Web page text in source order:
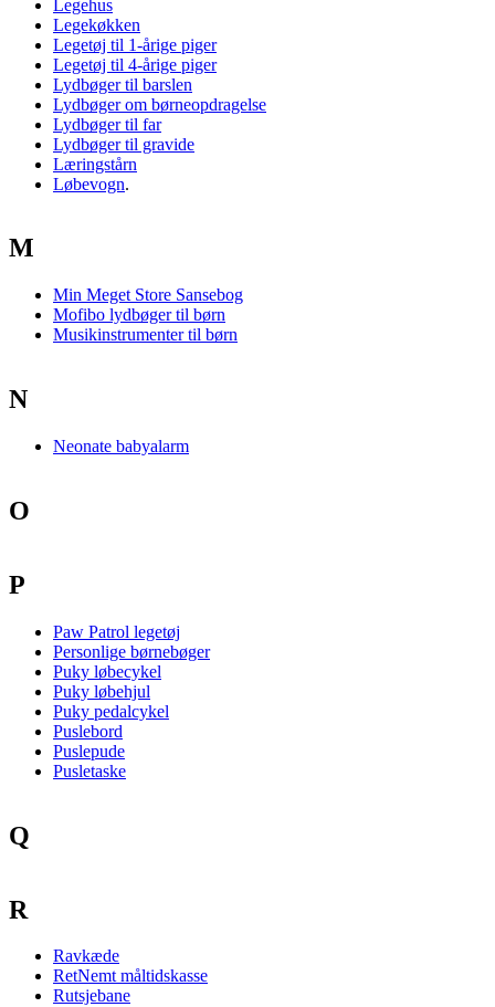
Legehus
Legekøkken
Legetøj til 1-årige piger
Legetøj til 4-årige piger
Lydbøger til barslen
Lydbøger om børneopdragelse
Lydbøger til far
Lydbøger til gravide
Læringstårn
Løbevogn.
M
Min Meget Store Sansebog
Mofibo lydbøger til børn
Musikinstrumenter til børn
N
Neonate babyalarm
O
P
Paw Patrol legetøj
Personlige børnebøger
Puky løbecykel
Puky løbehjul
Puky pedalcykel
Puslebord
Puslepude
Pusletaske
Q
R
Ravkæde
RetNemt måltidskasse
Rutsjebane